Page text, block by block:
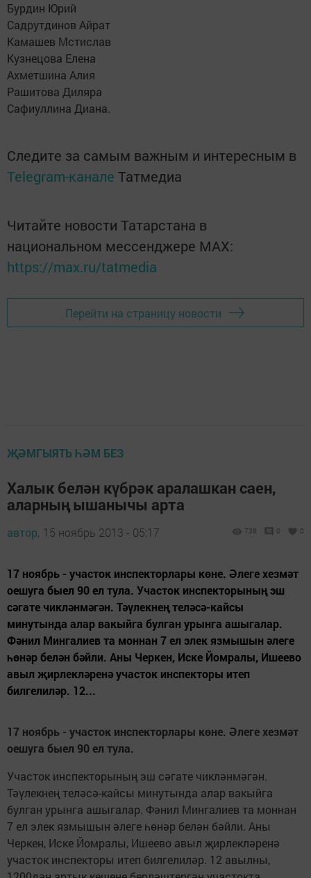
Бурдин Юрий
Садрутдинов Айрат
Камашев Мстислав
Кузнецова Елена
Ахметшина Алия
Рашитова Диляра
Сафиуллина Диана.
Следите за самым важным и интересным в
Telegram-канале Татмедиа
Читайте новости Татарстана в
национальном мессенджере MАХ:
https://max.ru/tatmedia
Перейти на страницу новости
ҖӘМГЫЯТЬ ҺӘМ БЕЗ
Халык белән күбрәк аралашкан саен,
аларның ышанычы арта
автор, 15 ноябрь 2013 - 05:17 738 0 0
17 ноябрь - участок инспекторлары көне. Әлеге хезмәт
оешуга быел 90 ел тула. Участок инспекторының эш
сәгате чикләнмәгән. Тәүлекнең теләсә-кайсы
минутында алар вакыйга булган урынга ашыгалар.
Фәнил Мингалиев та моннан 7 ел элек язмышын әлеге
һөнәр белән бәйли. Аны Черкен, Иске Йомралы, Ишеево
авыл җирлекләренә участок инспекторы итеп
билгелиләр. 12...
17 ноябрь - участок инспекторлары көне. Әлеге хезмәт
оешуга быел 90 ел тула.
Участок инспекторының эш сәгате чикләнмәгән.
Тәүлекнең теләсә-кайсы минутында алар вакыйга
булган урынга ашыгалар. Фәнил Мингалиев та моннан
7 ел элек язмышын әлеге һөнәр белән бәйли. Аны
Черкен, Иске Йомралы, Ишеево авыл җирлекләренә
участок инспекторы итеп билгелиләр. 12 авылны,